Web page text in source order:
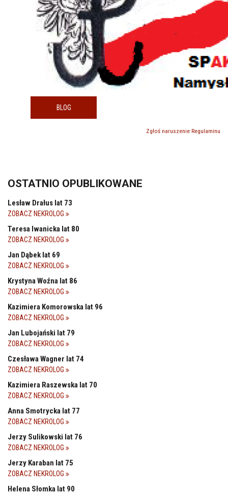
BLOG
Zgłoś naruszenie Regulaminu
OSTATNIO OPUBLIKOWANE
Lesław Drałus lat 73
ZOBACZ NEKROLOG
Teresa Iwanicka lat 80
ZOBACZ NEKROLOG
Jan Dąbek lat 69
ZOBACZ NEKROLOG
Krystyna Woźna lat 86
ZOBACZ NEKROLOG
Kazimiera Komorowska lat 96
ZOBACZ NEKROLOG
Jan Lubojański lat 79
ZOBACZ NEKROLOG
Czesława Wagner lat 74
ZOBACZ NEKROLOG
Kazimiera Raszewska lat 70
ZOBACZ NEKROLOG
Anna Smotrycka lat 77
ZOBACZ NEKROLOG
Jerzy Sulikowski lat 76
ZOBACZ NEKROLOG
Jerzy Karaban lat 75
ZOBACZ NEKROLOG
Helena Słomka lat 90